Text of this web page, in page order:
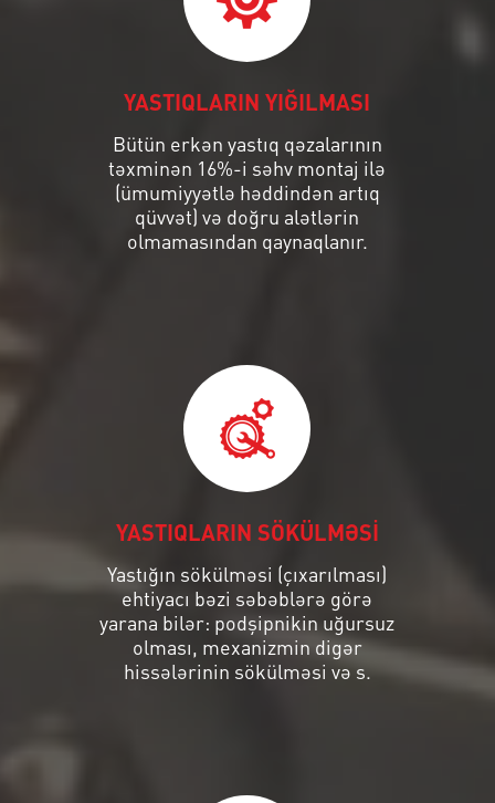
YASTIQLARIN YIĞILMASI
Bütün erkən yastıq qəzalarının
təxminən 16%-i səhv montaj ilə
(ümumiyyətlə həddindən artıq
qüvvət) və doğru alətlərin
olmamasından qaynaqlanır.
YASTIQLARIN SÖKÜLMƏSİ
Yastığın sökülməsi (çıxarılması)
ehtiyacı bəzi səbəblərə görə
yarana bilər: podşipnikin uğursuz
olması, mexanizmin digər
hissələrinin sökülməsi və s.